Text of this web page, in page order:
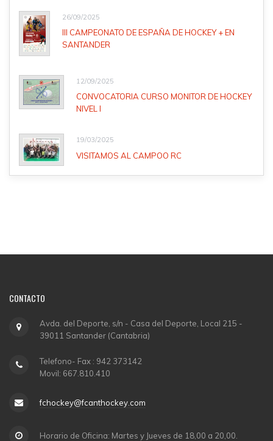
26/09/2025
III CAMPEONATO DE ESPAÑA DE HOCKEY + EN
SANTANDER
12/09/2025
CONVOCATORIA CURSO MONITOR DE HOCKEY
NIVEL I
19/03/2025
VISITAMOS AL CAMPOO RC
CONTACTO
Avda. del Deporte, s/n - Casa del Deporte, Local 215 -
39011 Santander (Cantabria)
Telefono- Fax : 942 373142
Movil: 667.810.410
fchockey@fcanthockey.com
Horario de Oficina: Martes y Jueves de 18,00 a 20,00.